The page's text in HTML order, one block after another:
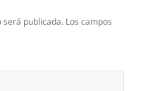
será publicada. Los campos